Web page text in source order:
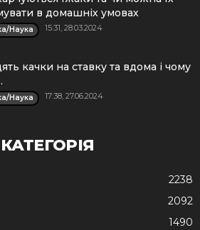
в домашніх умовах
Наука 15:31, 28.03.2024
качки на ставку та вдома і чому
Наука 17:38, 27.06.2024
2238
2092
1490